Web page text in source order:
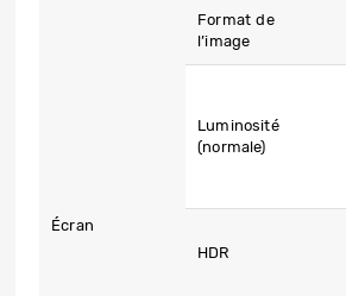
Écran
Format de
l’image
Luminosité
(normale)
HDR